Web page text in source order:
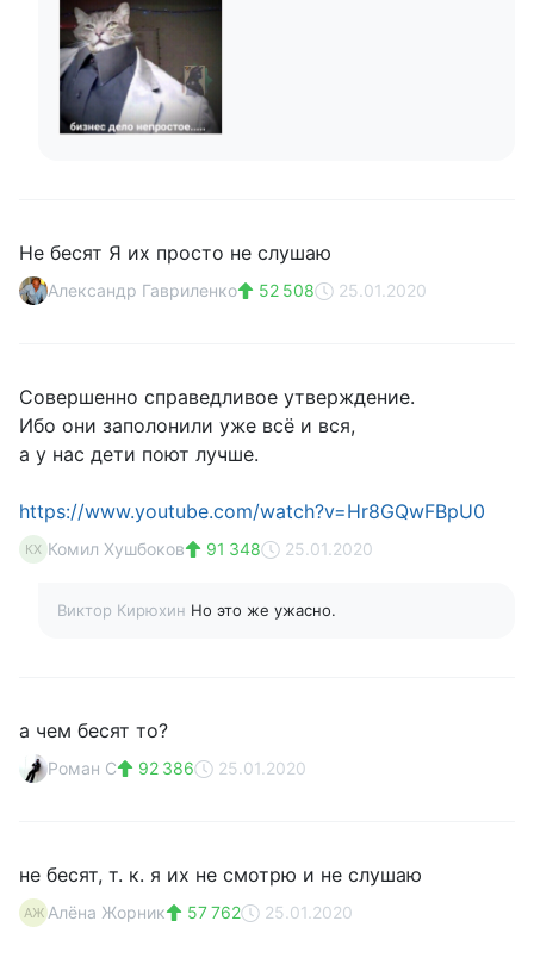
Не бесят Я их просто не слушаю
Александр Гавриленко 52 508 25.01.2020
Совершенно справедливое утверждение.
Ибо они заполонили уже всё и вся,
а у нас дети поют лучше.
https://www.youtube.com/watch?v=Hr8GQwFBpU0
КХ Комил Хушбоков 91 348 25.01.2020
Виктор Кирюхин Но это же ужасно.
а чем бесят то?
Роман С 92 386 25.01.2020
не бесят, т. к. я их не смотрю и не слушаю
АЖ Алёна Жорник 57 762 25.01.2020